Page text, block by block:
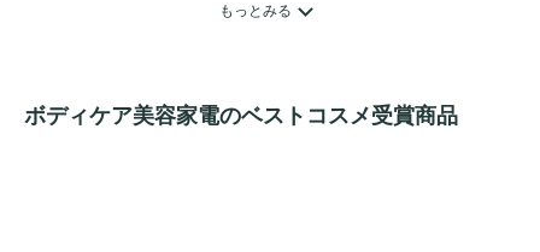
様でお風呂でケアが可能。IPX7基準※2の防水性。まるごと
もっとみる
ボディケア美容家電のベストコスメ受賞商品